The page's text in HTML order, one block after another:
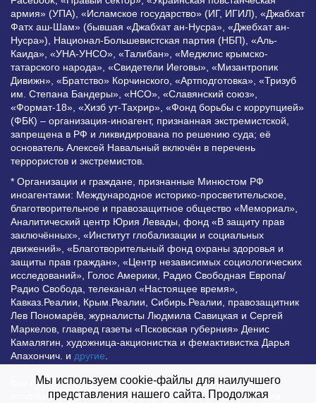
армия» (УПА), «Исламское государство» (ИГ, ИГИЛ), «Джабхат
Фатх аш-Шам» (бывшая «Джабхат ан-Нусра», «Джебхат ан-
Нусра»), Национал-Большевистская партия (НБП), «Аль-
Каида», «УНА-УНСО», «Талибан», «Меджлис крымско-
татарского народа», «Свидетели Иеговы», «Мизантропик
Дивижн», «Братство» Корчинского, «Артподготовка», «Тризуб
им. Степана Бандеры», «НСО», «Славянский союз»,
«Формат-18», «Хизб ут-Тахрир», «Фонд борьбы с коррупцией»
(ФБК) – организация-иноагент, признанная экстремистской,
запрещена в РФ и ликвидирована по решению суда; её
основатель Алексей Навальный включён в перечень
террористов и экстремистов.
* Организации и граждане, признанные Минюстом РФ
иноагентами: Международное историко-просветительское,
благотворительное и правозащитное общество «Мемориал»,
Аналитический центр Юрия Левады, фонд «В защиту прав
заключённых», «Институт глобализации и социальных
движений», «Благотворительный фонд охраны здоровья и
защиты прав граждан», «Центр независимых социологических
исследований», Голос Америки, Радио Свободная Европа/
Радио Свобода, телеканал «Настоящее время»,
Кавказ.Реалии, Крым.Реалии, Сибирь.Реалии, правозащитник
Лев Пономарёв, журналисты Людмила Савицкая и Сергей
Маркелов, главред газеты «Псковская губерния» Денис
Камалягин, художница-акционистка и фемактивистка Дарья
Апахончич. и другие
Все права защищены и охраняются законом. Любое
использование материалов сайта допустимо при условии
Мы используем cookie-файлы для наилучшего
представления нашего сайта. Продолжая